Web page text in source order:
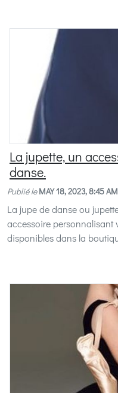
La jupette, un
danse.
Publié le MAY 18, 2023, 8:45 AM
La jupe de danse ou
accessoire personnalisant
disponibles dans la